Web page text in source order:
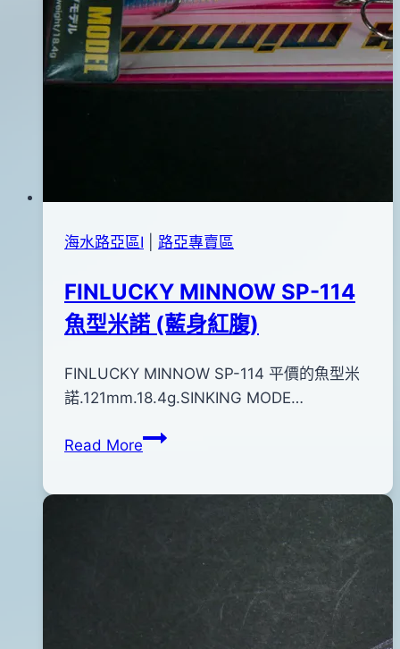
海水路亞區Ⅰ 路亞專賣區
FINLUCKY MINNOW SP-114
魚型米諾 (藍身紅腹)
Byanna
2012
年
月
日
FINLUCKY MINNOW SP-114 平價的魚型米
諾.121mm.18.4g.SINKING MODE…
Read MoreFINLUCKY